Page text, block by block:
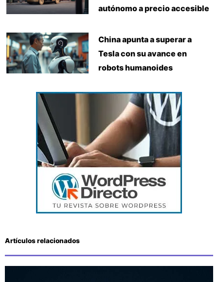
autónomo a precio accesible
China apunta a superar a
Tesla con su avance en
robots humanoides
Artículos relacionados